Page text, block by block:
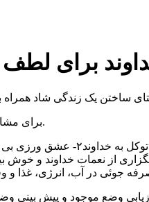
خداوند برای
* برای مشاهده کامل مطلب روی گزینه مشاهده ادامه مطلب کلیک کنید.
۲- عشق ورزی بی ریا و خدمتگزاری بی توقع به نیازمندترین افراد